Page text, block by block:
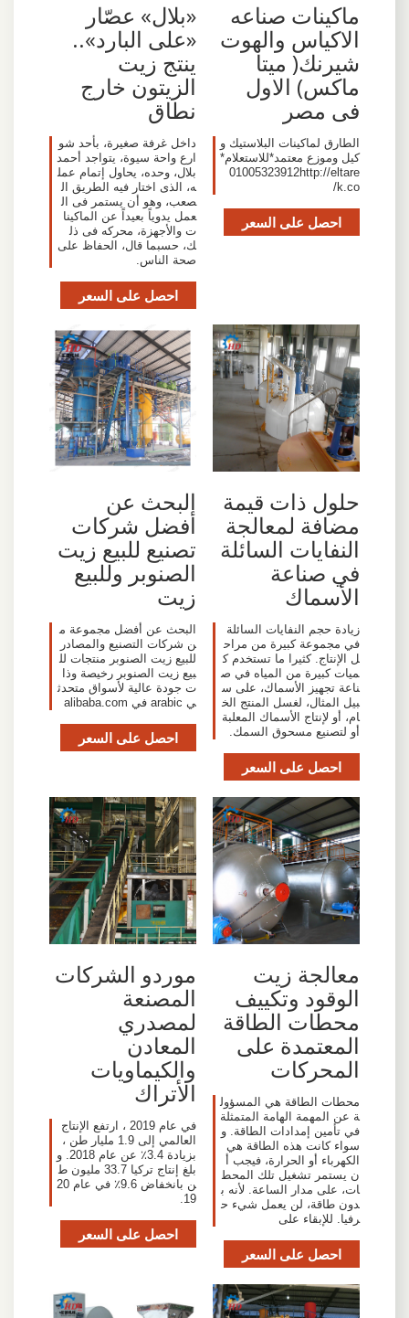
ماكينات صناعه
الاكياس والهوت
شيرنك( ميتا
ماكس) الاول
فى مصر
الطارق لماكينات البلاستيك و
كيل وموزع معتمد*للاستعلام*
01005323912http://eltare
k.co/
احصل على السعر
«بلال» عصّار
«على البارد»..
ينتج زيت
الزيتون خارج
نطاق
داخل غرفة صغيرة، بأحد شو
ارع واحة سيوة، يتواجد أحمد
بلال، وحده، يحاول إتمام عمل
ه، الذى اختار فيه الطريق ال
صعب، وهو أن يستمر فى ال
عمل يدوياً بعيداً عن الماكينا
ت والأجهزة، محركه فى ذل
ك، حسبما قال، الحفاظ على
صحة الناس.
احصل على السعر
حلول ذات قيمة
مضافة لمعالجة
النفايات السائلة
في صناعة
الأسماك
زيادة حجم النفايات السائلة
في مجموعة كبيرة من مراح
ل الإنتاج. كثيرا ما تستخدم ك
ميات كبيرة من المياه في ص
ناعة تجهيز الأسماك، على س
بيل المثال، لغسل المنتج الخ
ام، أو لإنتاج الأسماك المعلبة
أو لتصنيع مسحوق السمك.
احصل على السعر
البحث عن
أفضل شركات
تصنيع للبيع زيت
الصنوبر وللبيع
زيت
البحث عن أفضل مجموعة م
ن شركات التصنيع والمصادر
للبيع زيت الصنوبر منتجات لل
بيع زيت الصنوبر رخيصة وذا
ت جودة عالية لأسواق متحدث
ي arabic في alibaba.com
احصل على السعر
معالجة زيت
الوقود وتكييف
محطات الطاقة
المعتمدة على
المحركات
محطات الطاقة هي المسؤول
ة عن المهمة الهامة المتمثلة
في تأمين إمدادات الطاقة. و
سواء كانت هذه الطاقة هي
الكهرباء أو الحرارة، فيجب أ
ن يستمر تشغيل تلك المحط
ات، على مدار الساعة. لأنه ب
دون طاقة، لن يعمل شيء ح
رفيا. للإبقاء على
احصل على السعر
موردو الشركات
المصنعة
لمصدري
المعادن
والكيماويات
الأتراك
في عام 2019 ، ارتفع الإنتاج
العالمي إلى 1.9 مليار طن ،
بزيادة 3.4٪ عن عام 2018. و
بلغ إنتاج تركيا 33.7 مليون ط
ن بانخفاض 9.6٪ في عام 20
19.
احصل على السعر